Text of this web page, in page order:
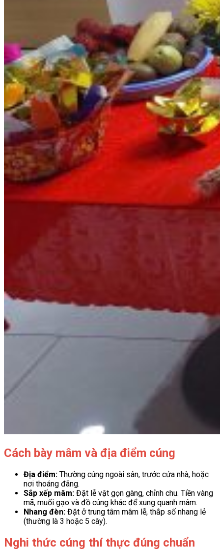
Cách bày mâm và địa điểm cúng
Địa điểm: Thường cúng ngoài sân, trước cửa nhà, hoặc
nơi thoáng đãng.
Sắp xếp mâm: Đặt lễ vật gọn gàng, chỉnh chu. Tiền vàng
mã, muối gạo và đồ cúng khác để xung quanh mâm.
Nhang đèn: Đặt ở trung tâm mâm lễ, thắp số nhang lẻ
(thường là 3 hoặc 5 cây).
Nghi thức cúng thí thực đúng chuẩn